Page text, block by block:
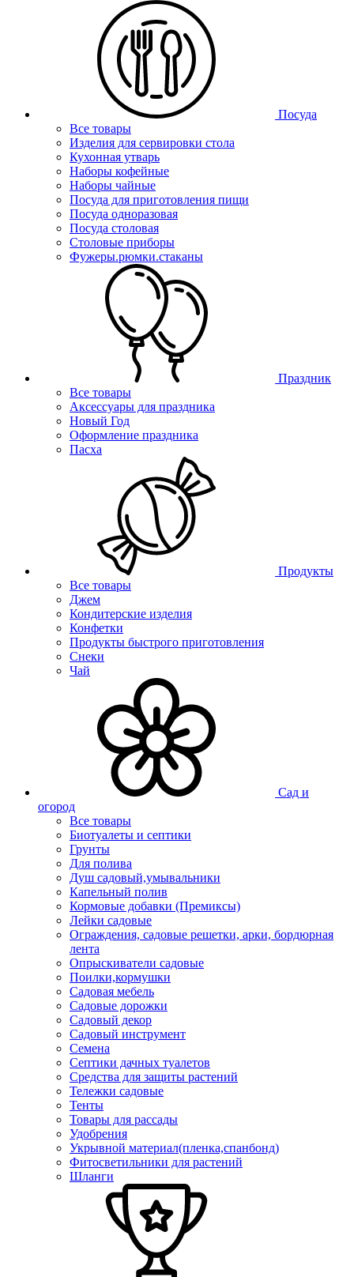
Посуда
Все товары
Изделия для сервировки стола
Кухонная утварь
Наборы кофейные
Наборы чайные
Посуда для приготовления пищи
Посуда одноразовая
Посуда столовая
Столовые приборы
Фужеры.рюмки.стаканы
Праздник
Все товары
Аксессуары для праздника
Новый Год
Оформление праздника
Пасха
Продукты
Все товары
Джем
Кондитерские изделия
Конфетки
Продукты быстрого приготовления
Снеки
Чай
Сад и
огород
Все товары
Биотуалеты и септики
Грунты
Для полива
Душ садовый,умывальники
Капельный полив
Кормовые добавки (Премиксы)
Лейки садовые
Ограждения, садовые решетки, арки, бордюрная
лента
Опрыскиватели садовые
Поилки,кормушки
Садовая мебель
Садовые дорожки
Садовый декор
Садовый инструмент
Семена
Септики дачных туалетов
Средства для защиты растений
Тележки садовые
Тенты
Товары для рассады
Удобрения
Укрывной материал(пленка,спанбонд)
Фитосветильники для растений
Шланги